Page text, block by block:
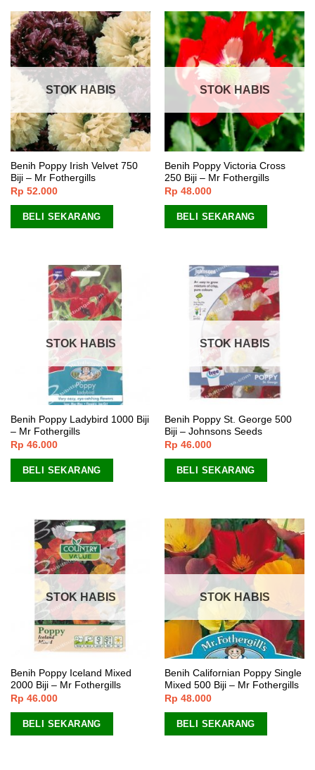
STOK HABIS
Benih Poppy Irish Velvet 750
Biji – Mr Fothergills
Rp 52.000
BELI SEKARANG
STOK HABIS
Benih Poppy Victoria Cross
250 Biji – Mr Fothergills
Rp 48.000
BELI SEKARANG
STOK HABIS
Benih Poppy Ladybird 1000 Biji
– Mr Fothergills
Rp 46.000
BELI SEKARANG
STOK HABIS
Benih Poppy St. George 500
Biji – Johnsons Seeds
Rp 46.000
BELI SEKARANG
STOK HABIS
Benih Poppy Iceland Mixed
2000 Biji – Mr Fothergills
Rp 46.000
BELI SEKARANG
STOK HABIS
Benih Californian Poppy Single
Mixed 500 Biji – Mr Fothergills
Rp 48.000
BELI SEKARANG